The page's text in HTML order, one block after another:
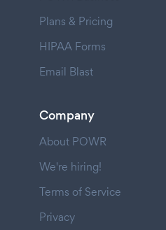
Plans & Pricing
HIPAA Forms
Email Blast
Company
About POWR
We're hiring!
Terms of Service
Privacy